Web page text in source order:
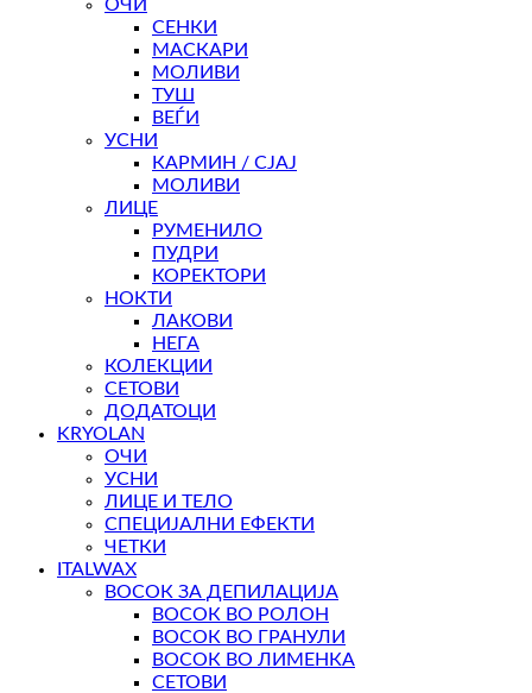
ОЧИ
СЕНКИ
МАСКАРИ
МОЛИВИ
ТУШ
ВЕЃИ
УСНИ
КАРМИН / СЈАЈ
МОЛИВИ
ЛИЦЕ
РУМЕНИЛО
ПУДРИ
КОРЕКТОРИ
НОКТИ
ЛАКОВИ
НЕГА
КОЛЕКЦИИ
СЕТОВИ
ДОДАТОЦИ
KRYOLAN
ОЧИ
УСНИ
ЛИЦЕ И ТЕЛО
СПЕЦИЈАЛНИ ЕФЕКТИ
ЧЕТКИ
ITALWAX
ВОСОК ЗА ДЕПИЛАЦИЈА
ВОСОК ВО РОЛОН
ВОСОК ВО ГРАНУЛИ
ВОСОК ВО ЛИМЕНКА
СЕТОВИ